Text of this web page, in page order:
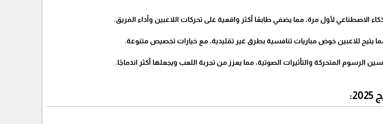
الاصطناعي لأول مرة، مما يضفي طابعًا أكثر واقعية على تحركات اللاعبين وأداء الفريق.
يتيح للاعبين خوض مباريات تنافسية بطرق غير تقليدية، مع خيارات تخصيص متنوعة.
الرسوم المتحركة والتأثيرات الصوتية، مما يعزز من تجربة اللعب ويجعلها أكثر اندماجًا.